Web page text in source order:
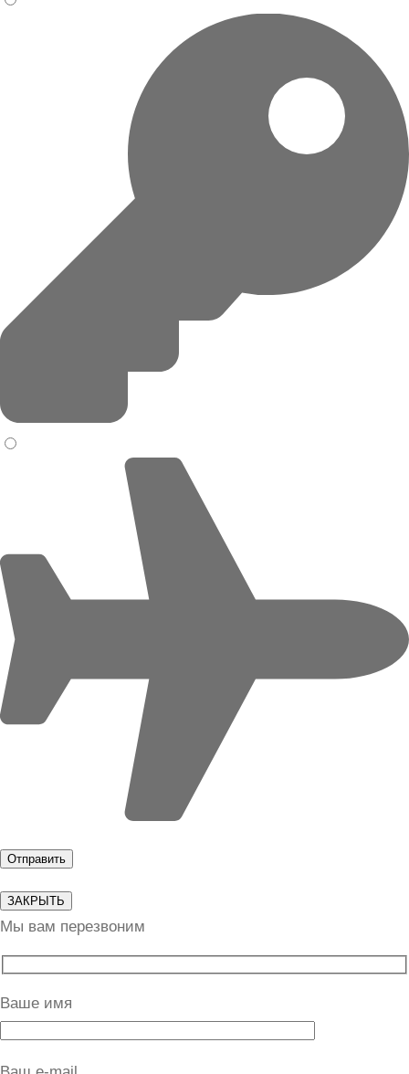
ЗАКРЫТЬ
Мы вам перезвоним
Ваше имя